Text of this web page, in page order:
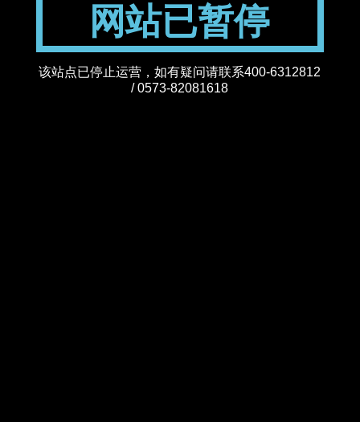
网站已暂停
该站点已停止运营，如有疑问请联系400-6312812
/ 0573-82081618